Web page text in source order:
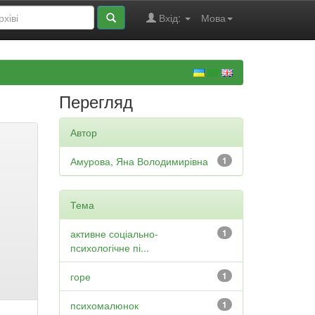
Мова
Вхід:
Перегляд
Автор
1
Амурова, Яна Володимирівна
Тема
1
активне соціально-
психологічне пі...
1
горе
1
психомалюнок